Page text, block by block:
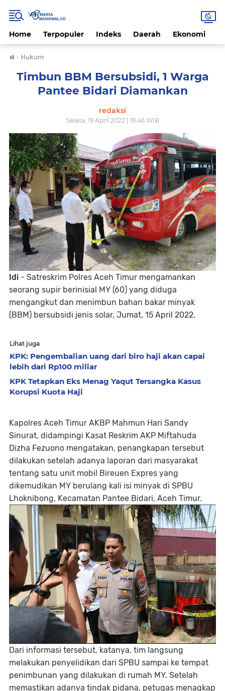
Home Terpopuler Indeks Daerah Ekonomi
› Hukum
Timbun BBM Bersubsidi, 1 Warga
Pantee Bidari Diamankan
redaksi
Selasa, 19 April 2022 | 19.46 WIB
Idi - Satreskrim Polres Aceh Timur mengamankan
seorang supir berinisial MY (60) yang diduga
mengangkut dan menimbun bahan bakar minyak
(BBM) bersubsidi jenis solar, Jumat, 15 April 2022.
Lihat juga
KPK: Pengembalian uang dari biro haji akan capai
lebih dari Rp100 miliar
KPK Tetapkan Eks Menag Yaqut Tersangka Kasus
Korupsi Kuota Haji
Kapolres Aceh Timur AKBP Mahmun Hari Sandy
Sinurat, didampingi Kasat Reskrim AKP Miftahuda
Dizha Fezuono mengatakan, penangkapan tersebut
dilakukan setelah adanya laporan dari masyarakat
tentang satu unit mobil Bireuen Expres yang
dikemudikan MY berulang kali isi minyak di SPBU
Lhoknibong, Kecamatan Pantee Bidari, Aceh Timur.
Dari informasi tersebut, katanya, tim langsung
melakukan penyelidikan dari SPBU sampai ke tempat
penimbunan yang dilakukan di rumah MY. Setelah
memastikan adanya tindak pidana, petugas menagkap